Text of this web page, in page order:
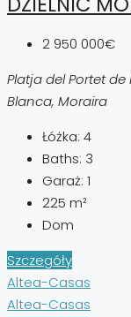
2 950 000€
Platja del Portet
Blanca, Moraira
Łóżka: 4
Baths: 3
Garaż: 1
225 m²
Dom
Szczegóły
Altea-Casas
Altea-Casas